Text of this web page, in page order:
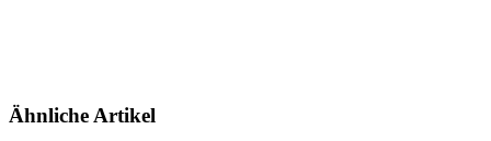
Ähnliche Artikel